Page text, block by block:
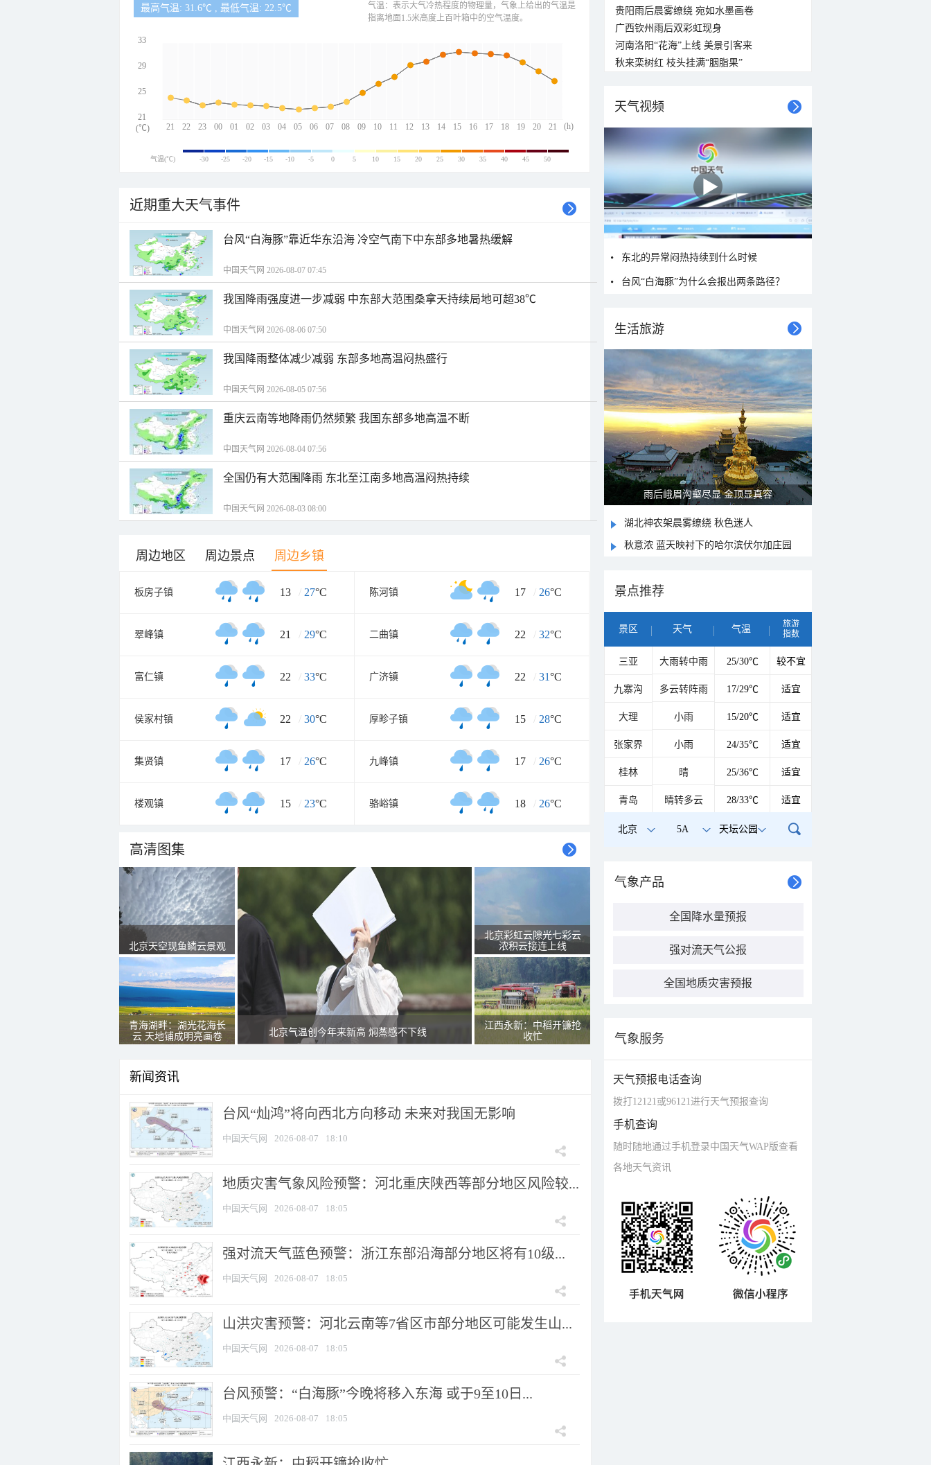
最高气温: 31.6℃ , 最低气温: 22.5℃
21 22 23 00 01 02 03 04 05 06 07 08 09 10 11 12 13 14 15 16 17 18 19 20 21
33
29
25
21
(h)
(℃)
气温：表示大气冷热程度的物理量，气象上给出的气温是
指离地面1.5米高度上百叶箱中的空气温度。
气温(℃) -30 -25 -20 -15 -10 -5 0 5 10 15 20 25 30 35 40 45 50
近期重大天气事件
台风“白海豚”靠近华东沿海 冷空气南下中东部多地暑热缓解
中国天气网 2026-08-07 07:45
我国降雨强度进一步减弱 中东部大范围桑拿天持续局地可超38℃
中国天气网 2026-08-06 07:50
我国降雨整体减少减弱 东部多地高温闷热盛行
中国天气网 2026-08-05 07:56
重庆云南等地降雨仍然频繁 我国东部多地高温不断
中国天气网 2026-08-04 07:56
全国仍有大范围降雨 东北至江南多地高温闷热持续
中国天气网 2026-08-03 08:00
周边地区 周边景点 周边乡镇
板房子镇 13 / 27°C 陈河镇 17 / 26°C
翠峰镇 21 / 29°C 二曲镇 22 / 32°C
富仁镇 22 / 33°C 广济镇 22 / 31°C
侯家村镇 22 / 30°C 厚畛子镇 15 / 28°C
集贤镇 17 / 26°C 九峰镇 17 / 26°C
楼观镇 15 / 23°C 骆峪镇 18 / 26°C
高清图集
北京天空现鱼鳞云景观
青海湖畔：湖光花海长
云 天地铺成明亮画卷
北京气温创今年来新高 焖蒸感不下线
北京彩虹云隙光七彩云
浓积云接连上线
江西永新：中稻开镰抢
收忙
新闻资讯
台风“灿鸿”将向西北方向移动 未来对我国无影响
中国天气网 2026-08-07 18:10
地质灾害气象风险预警：河北重庆陕西等部分地区风险较...
中国天气网 2026-08-07 18:05
强对流天气蓝色预警：浙江东部沿海部分地区将有10级...
中国天气网 2026-08-07 18:05
山洪灾害预警：河北云南等7省区市部分地区可能发生山...
中国天气网 2026-08-07 18:05
台风预警：“白海豚”今晚将移入东海 或于9至10日...
中国天气网 2026-08-07 18:05
贵阳雨后晨雾缭绕 宛如水墨画卷
广西钦州雨后双彩虹现身
河南洛阳“花海”上线 美景引客来
秋来栾树红 枝头挂满“胭脂果”
天气视频
东北的异常闷热持续到什么时候
台风“白海豚”为什么会报出两条路径？
生活旅游
山水扇面：秋红点缀颐和园西堤
湖北神农架晨雾缭绕 秋色迷人
秋意浓 蓝天映衬下的哈尔滨伏尔加庄园
景点推荐
景区 天气 气温
旅游
指数
三亚 大雨转中雨 25/30℃ 较不宜
九寨沟 多云转阵雨 17/29℃ 适宜
大理 小雨 15/20℃ 适宜
张家界 小雨 24/35℃ 适宜
桂林 晴 25/36℃ 适宜
青岛 晴转多云 28/33℃ 适宜
北京 5A 天坛公园
气象产品
全国降水量预报
强对流天气公报
全国地质灾害预报
气象服务
天气预报电话查询
拨打12121或96121进行天气预报查询
手机查询
随时随地通过手机登录中国天气WAP版查看
各地天气资讯